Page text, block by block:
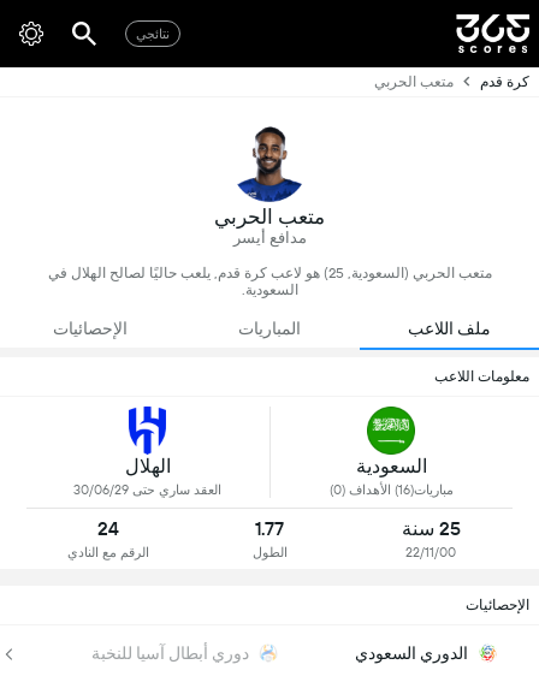
نتائجي
كرة قدم متعب الحربي
متعب الحربي
مدافع أيسر
متعب الحربي (السعودية, 25) هو لاعب كرة قدم, يلعب حاليًا لصالح الهلال في
السعودية.
ملف اللاعب المباريات الإحصائيات
معلومات اللاعب
السعودية
مباريات(16) الأهداف (0)
الهلال
العقد ساري حتى 30/06/29
25 سنة
22/11/00
1.77
الطول
24
الرقم مع النادي
الإحصائيات
الدوري السعودي دوري أبطال آسيا للنخبة